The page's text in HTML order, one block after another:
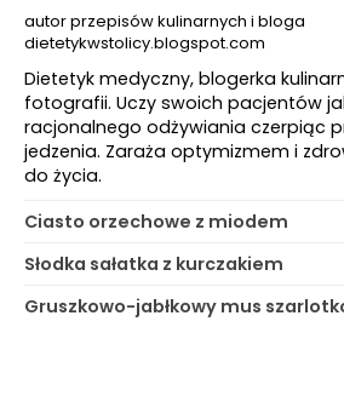
autor przepisów kulinarnych i bloga
dietetykwstolicy.blogspot.com
Dietetyk medyczny, blogerka
fotografii. Uczy swoich pacjentów
racjonalnego odżywiania czerpiąc
jedzenia. Zaraża optymizmem i
do życia.
Ciasto orzechowe z miodem
Słodka sałatka z kurczakiem
Gruszkowo-jabłkowy mus